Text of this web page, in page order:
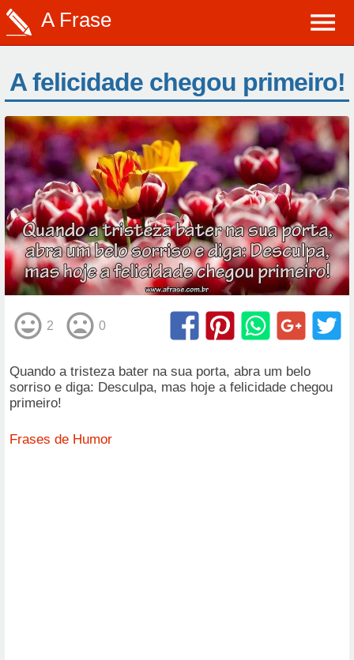
A Frase
A felicidade chegou primeiro!
2 0
Quando a tristeza bater na sua porta, abra um belo
sorriso e diga: Desculpa, mas hoje a felicidade chegou
primeiro!
Frases de Humor